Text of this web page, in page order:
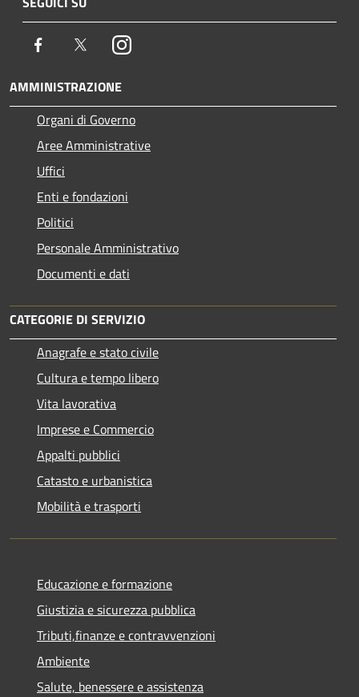
Facebook TwitterInstagram
AMMINISTRAZIONE
Organi di Governo
Aree Amministrative
Uffici
Enti e fondazioni
Politici
Personale Amministrativo
Documenti e dati
CATEGORIE DI SERVIZIO
Anagrafe e stato civile
Cultura e tempo libero
Vita lavorativa
Imprese e Commercio
Appalti pubblici
Catasto e urbanistica
Mobilità e trasporti
Educazione e formazione
Giustizia e sicurezza pubblica
Tributi,finanze e contravvenzioni
Ambiente
Salute, benessere e assistenza